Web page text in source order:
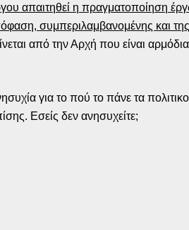
απαιτηθεί η πραγματοποίηση
συμπεριλαμβανομένης και
από την Αρχή που είναι
για το πού το πάνε τα
Εσείς δεν ανησυχείτε;